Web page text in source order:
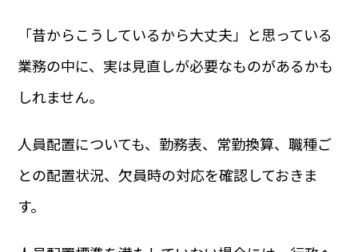
「昔からこうしているから大丈夫」と思っている
業務の中に、実は見直しが必要なものがあるかも
しれません。
人員配置についても、勤務表、常勤換算、職種ご
との配置状況、欠員時の対応を確認しておきま
す。